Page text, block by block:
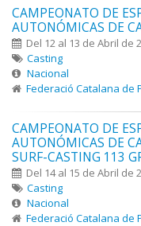
CAMPEONATO DE
AUTONÓMICAS DE
Del 12 al 13 de Abril de
Casting
Nacional
Federació Catalana de
CAMPEONATO DE
AUTONÓMICAS DE
SURF-CASTING 113
Del 14 al 15 de Abril de
Casting
Nacional
Federació Catalana de